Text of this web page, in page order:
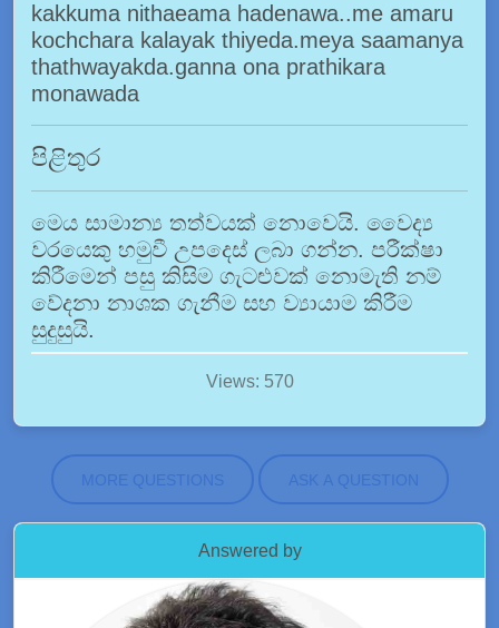
kakkuma nithaeama hadenawa..me amaru
kochchara kalayak thiyeda.meya saamanya
thathwayakda.ganna ona prathikara
monawada
පිළිතුර
මෙය සාමාන්‍ය තත්වයක් නොවෙයි. වෛද්‍ය
වරයෙකු හමුවී උපදෙස් ලබා ගන්න. පරීක්ෂා
කිරීමෙන් පසු කිසිම ගැටළුවක් නොමැති නම්
වේදනා නාශක ගැනීම සහ ව්‍යායාම කිරීම
සුදුසුයි.
Views: 570
MORE QUESTIONS ASK A QUESTION
Answered by